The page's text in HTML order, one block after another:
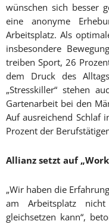
wünschen sich besser
eine anonyme
Arbeitsplatz. Als
insbesondere
treiben Sport, 26
dem Druck des
„Stresskiller“ stehen
Gartenarbeit bei den
Auf ausreichend Schlaf
Prozent der
Allianz setzt auf
„Wir haben die
am Arbeitsplatz nicht
gleichsetzen kann“,